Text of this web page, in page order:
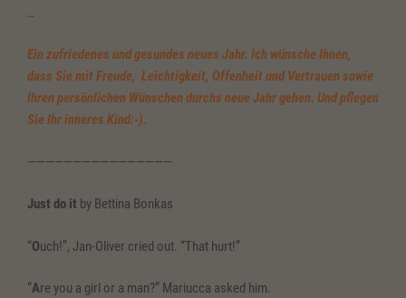
…
Ein zufriedenes und gesundes neues Jahr. Ich wünsche Ihnen,
dass Sie mit Freude, Leichtigkeit, Offenheit und Vertrauen sowie
Ihren persönlichen Wünschen durchs neue Jahr gehen. Und pflegen
Sie Ihr inneres Kind:-).
————————————————
Just do it by Bettina Bonkas
“Ouch!”, Jan-Oliver cried out. “That hurt!”
“Are you a girl or a man?” Mariucca asked him.